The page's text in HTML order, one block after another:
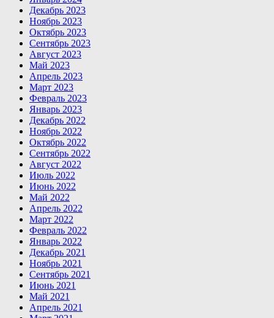
Декабрь 2023
Ноябрь 2023
Октябрь 2023
Сентябрь 2023
Август 2023
Май 2023
Апрель 2023
Март 2023
Февраль 2023
Январь 2023
Декабрь 2022
Ноябрь 2022
Октябрь 2022
Сентябрь 2022
Август 2022
Июль 2022
Июнь 2022
Май 2022
Апрель 2022
Март 2022
Февраль 2022
Январь 2022
Декабрь 2021
Ноябрь 2021
Сентябрь 2021
Июнь 2021
Май 2021
Апрель 2021